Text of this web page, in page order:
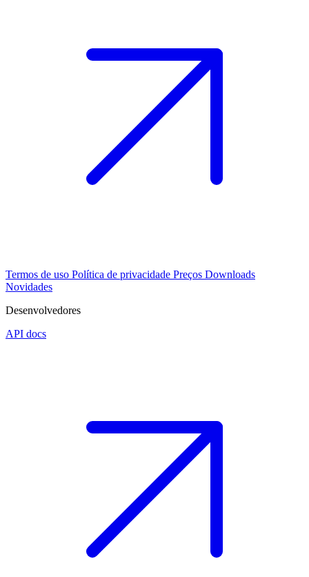
Termos de uso Política de privacidade Preços Downloads
Novidades
Desenvolvedores
API docs